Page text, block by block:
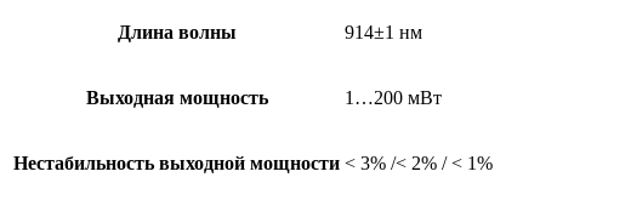
Длина волны 914±1 нм
Выходная мощность 1…200 мВт
Нестабильность выходной мощности < 3% /< 2% / < 1%